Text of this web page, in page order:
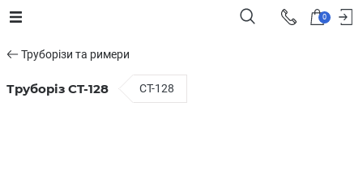
0
Труборізи та римери
Труборіз CT-128 CТ-128